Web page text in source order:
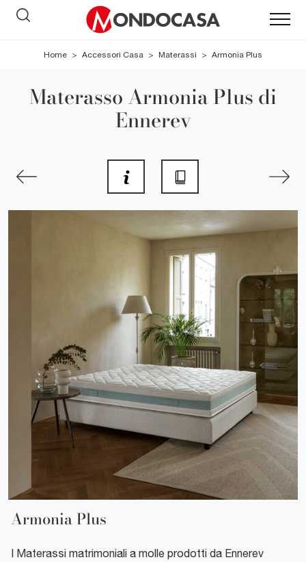
Home > Accessori Casa > Materassi > Armonia Plus
Materasso Armonia Plus di
Ennerev
Armonia Plus
I Materassi matrimoniali a molle prodotti da Ennerev